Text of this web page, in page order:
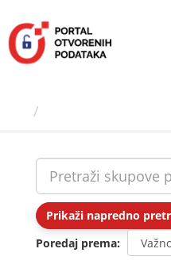
sadržaj
Prikaži napredno
Poredaj prema